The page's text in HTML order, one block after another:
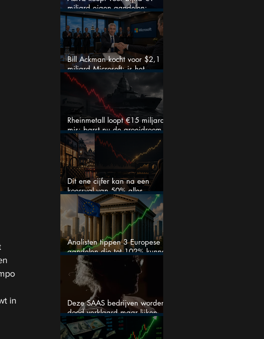
in
miljard eigen aandelen:
slimme zet of dure timing?
Bill Ackman kocht voor $2,1
miljard Microsoft: is het
aandeel na de koerssprong
nog aantrekkelijk?
Rheinmetall loopt €15 miljard
mis: barst nu de groeidroom
van het defensiebedrijf?
Dit ene cijfer kan na een
koersval van 50% alles
veranderen
Analisten tippen 3 Europese
aandelen die tot 102% kunnen
stijgen
Deze SAAS bedrijven worden
dood verklaard maar lijken
springlevend